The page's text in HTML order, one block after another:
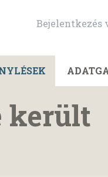
Bejelentkezés
került